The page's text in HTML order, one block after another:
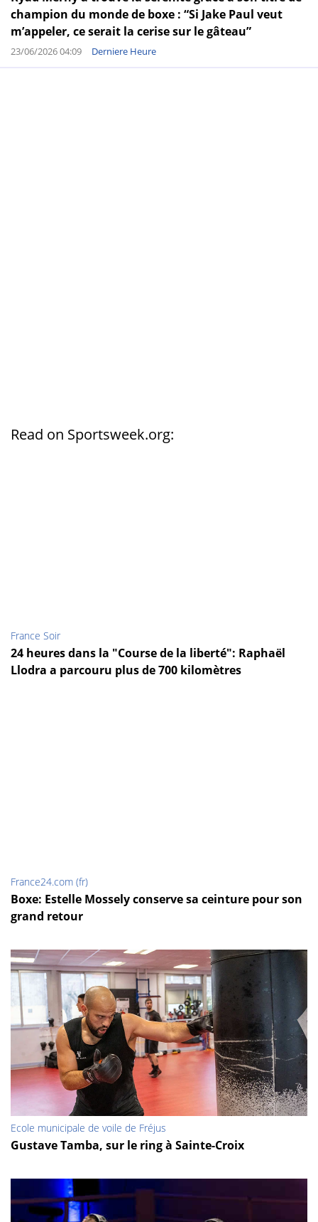
champion du monde de boxe : “Si Jake Paul veut
m’appeler, ce serait la cerise sur le gâteau”
23/06/2026 04:09 Derniere Heure
Read on Sportsweek.org:
France Soir
24 heures dans la "Course de la liberté": Raphaël
Llodra a parcouru plus de 700 kilomètres
France24.com (fr)
Boxe: Estelle Mossely conserve sa ceinture pour son
grand retour
Ecole municipale de voile de Fréjus
Gustave Tamba, sur le ring à Sainte-Croix